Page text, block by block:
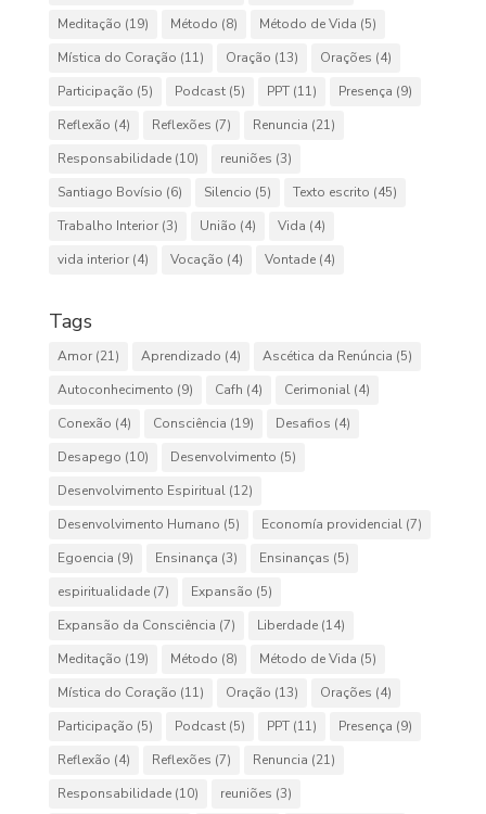
Meditação (19) Método (8) Método de Vida (5)
Mística do Coração (11) Oração (13) Orações (4)
Participação (5) Podcast(5) PPT(11) Presença (9)
Reflexão (4) Reflexões (7) Renuncia (21)
Responsabilidade(10) reuniões (3)
Santiago Bovísio (6) Silencio (5) Texto escrito (45)
Trabalho Interior(3) União (4) Vida (4)
vida interior(4) Vocação (4) Vontade(4)
Tags
Amor(21) Aprendizado (4) Ascética da Renúncia (5)
Autoconhecimento (9) Cafh (4) Cerimonial(4)
Conexão (4) Consciência (19) Desafios (4)
Desapego (10) Desenvolvimento (5)
Desenvolvimento Espiritual(12)
Desenvolvimento Humano (5) Economía providencial(7)
Egoencia (9) Ensinança (3) Ensinanças (5)
espiritualidade(7) Expansão (5)
Expansão da Consciência (7) Liberdade(14)
Meditação (19) Método (8) Método de Vida (5)
Mística do Coração (11) Oração (13) Orações (4)
Participação (5) Podcast(5) PPT(11) Presença (9)
Reflexão (4) Reflexões (7) Renuncia (21)
Responsabilidade(10) reuniões (3)